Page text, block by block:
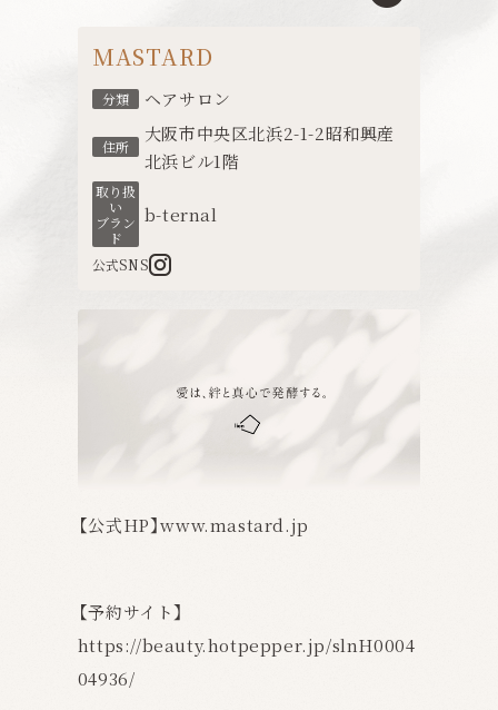
MASTARD
分類 ヘアサロン
住所
大阪市中央区北浜2-1-2昭和興産
北浜ビル1階
取り扱
い
ブラン
ド
b-ternal
公式SNS
【公式HP】www.mastard.jp
【予約サイト】
https://beauty.hotpepper.jp/slnH0004
04936/